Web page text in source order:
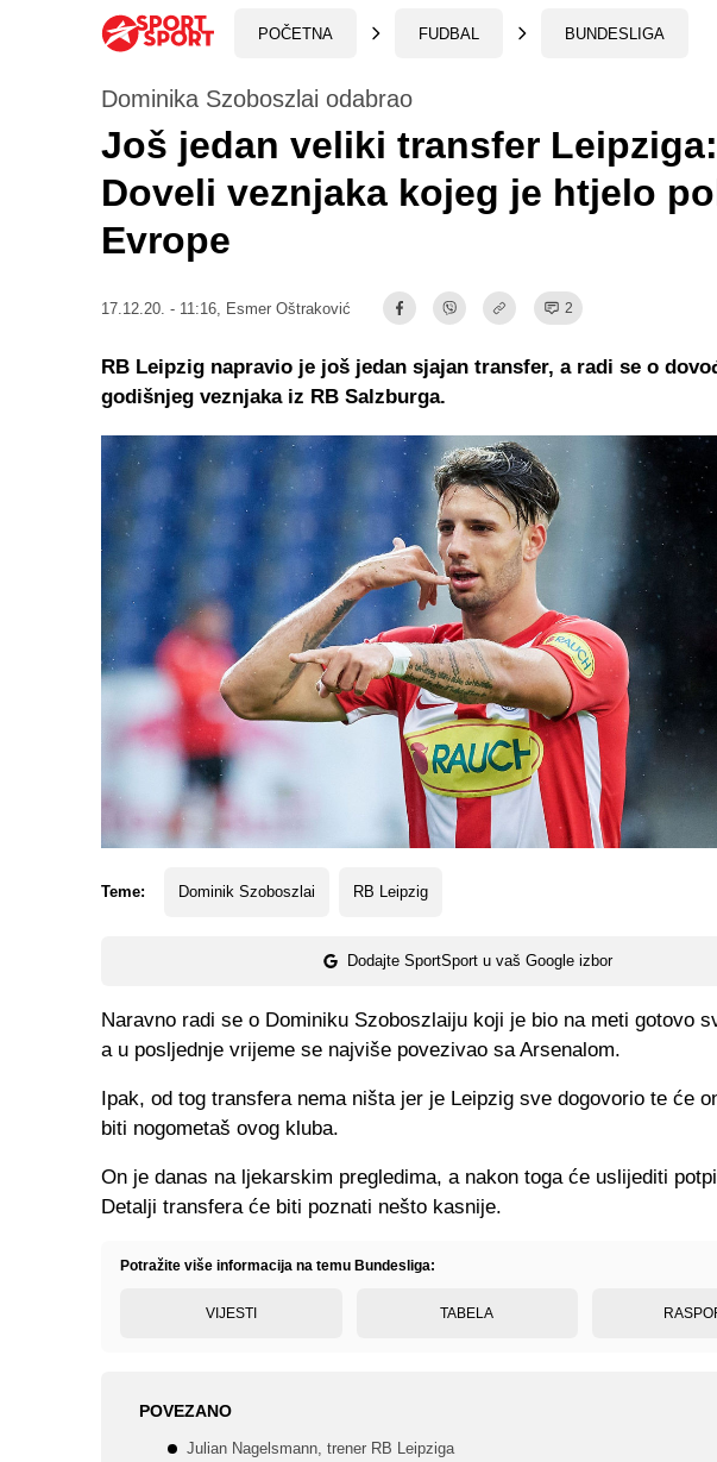
POČETNA FUDBAL BUNDESLIGA
Dominika Szoboszlai odabrao
Još jedan veliki transfer Leipziga:
Doveli veznjaka kojeg je htjelo
Evrope
17.12.20. - 11:16, Esmer Oštraković 2
Teme: Dominik Szoboszlai RB Leipzig
Dodajte SportSport u vaš Google izbor
RB Leipzig napravio je još jedan sjajan transfer, a radi se o
godišnjeg veznjaka iz RB Salzburga.
Naravno radi se o Dominiku Szoboszlaiju koji je bio na meti gotovo
a u posljednje vrijeme se najviše povezivao sa Arsenalom.
Ipak, od tog transfera nema ništa jer je Leipzig sve dogovorio te će
biti nogometaš ovog kluba.
On je danas na ljekarskim pregledima, a nakon toga će uslijediti
Detalji transfera će biti poznati nešto kasnije.
Potražite više informacija na temu Bundesliga:
VIJESTI TABELA
POVEZANO
Julian Nagelsmann, trener RB Leipziga